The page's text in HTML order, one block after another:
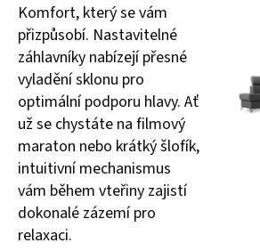
Komfort, který se vám
přizpůsobí. Nastavitelné
záhlavníky nabízejí přesné
vyladění sklonu pro
optimální podporu hlavy. Ať
už se chystáte na filmový
maraton nebo krátký šlofík,
intuitivní mechanismus
vám během vteřiny zajistí
dokonalé zázemí pro
relaxaci.